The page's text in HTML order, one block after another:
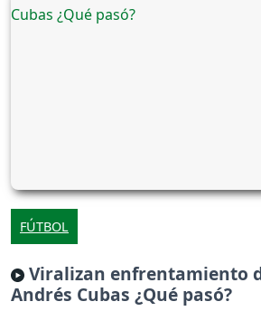
FÚTBOL
Viralizan enfrentamiento
Andrés Cubas ¿Qué pasó?